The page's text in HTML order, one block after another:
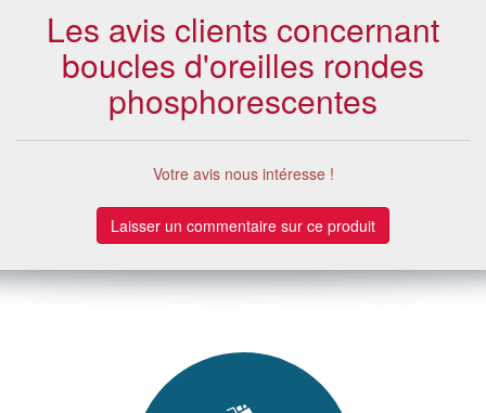
Les avis clients concernant
boucles d'oreilles rondes
phosphorescentes
Votre avis nous intéresse !
Laisser un commentaire sur ce produit